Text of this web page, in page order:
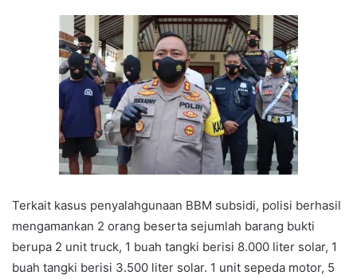
Terkait kasus penyalahgunaan BBM subsidi, polisi berhasil
mengamankan 2 orang beserta sejumlah barang bukti
berupa 2 unit truck, 1 buah tangki berisi 8.000 liter solar, 1
buah tangki berisi 3.500 liter solar. 1 unit sepeda motor, 5